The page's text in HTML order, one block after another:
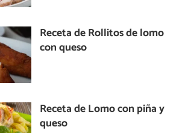
Receta de Rollitos de lomo
con queso
Receta de Lomo con piña y
queso